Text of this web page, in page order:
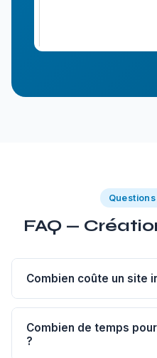
FAQ —
Combien coûte un site
Un site vitrine de 1 à 5
200€. Un site sur-mesure
commerce dès 2 500€, un
Combien de temps
?